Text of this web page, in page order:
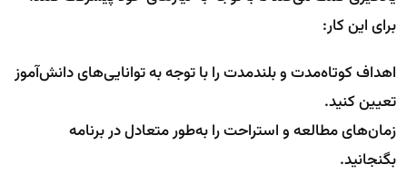
برای این کار:
اهداف کوتاه‌مدت و بلندمدت را با توجه به توانایی‌های دانش‌آموز
تعیین کنید.
زمان‌های مطالعه و استراحت را به‌طور متعادل در برنامه
بگنجانید.